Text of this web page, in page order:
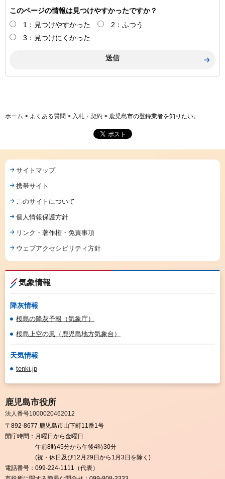
このページの情報は見つけやすかったですか？
1：見つけやすかった
2：ふつう
3：見つけにくかった
ホーム > よくある質問 > 入札・契約 > 鹿児島市の登録業者を知りたい。
サイトマップ
携帯サイト
このサイトについて
個人情報保護方針
リンク・著作権・免責事項
ウェブアクセシビリティ方針
気象情報
降灰情報
桜島の降灰予報（気象庁）
桜島上空の風（鹿児島地方気象台）
天気情報
tenki.jp
鹿児島市役所
法人番号1000020462012
〒892-8677 鹿児島市山下町11番1号
開庁時間： 月曜日から金曜日
午前8時45分から午後4時30分
(祝・休日及び12月29日から1月3日を除く)
電話番号： 099-224-1111（代表）